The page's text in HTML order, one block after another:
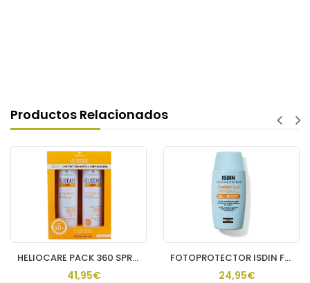
Productos Relacionados
HELIOCARE PACK 360 SPRAY INVISIBLE 2 U
41,95€
FOTOPROTECTOR ISDIN FUSION FLUID MINERAL SPF 50 1 ENVASE 50
24,95€